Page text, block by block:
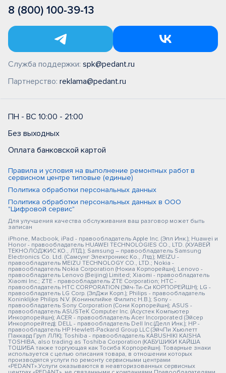
8 (800) 100-39-13
Служба поддержки: spk@pedant.ru
Партнерство: reklama@pedant.ru
ПН - ВС 10:00 - 21:00
Без выходных
Оплата банковской картой
Правила и условия на выполнение ремонтных работ в
сервисном центре типовые (единые)
Политика обработки персональных данных
Политика обработки персональных данных в ООО
"Цифровой сервис"
Для улучшения качества обслуживания ваш разговор может быть
записан
iPhone, Macbook, iPad - правообладатель Apple Inc. (Эпл Инк.); Huawei и
Honor - правообладатель HUAWEI TECHNOLOGIES CO., LTD. (ХУАВЕЙ
ТЕКНОЛОДЖИС КО., ЛТД.); Samsung – правообладатель Samsung
Electronics Co. Ltd. (Самсунг Электроникс Ко., Лтд.); MEIZU -
правообладатель MEIZU TECHNOLOGY CO., LTD.; Nokia -
правообладатель Nokia Corporation (Нокиа Корпорейшн); Lenovo -
правообладатель Lenovo (Beijing) Limited; Xiaomi - правообладатель
Xiaomi Inc.; ZTE - правообладатель ZTE Corporation; HTC -
правообладатель HTC CORPORATION (Эйч-Ти-Си КОРПОРЕЙШН); LG -
правообладатель LG Corp. (ЭлДжи Корп.); Philips - правообладатель
Koninklijke Philips N.V. (Конинклийке Филипс Н.В.); Sony -
правообладатель Sony Corporation (Сони Корпорейшн); ASUS -
правообладатель ASUSTeK Computer Inc. (Асустек Компьютер
Инкорпорейшн); ACER - правообладатель Acer Incorporated (Эйсер
Инкорпорейтед); DELL - правообладатель Dell Inc.(Делл Инк.); HP -
правообладатель HP Hewlett-Packard Group LLC (ЭйчПи Хьюлетт
Паккард Груп ЛЛК); Toshiba - правообладатель KABUSHIKI KAISHA
TOSHIBA, also trading as Toshiba Corporation (КАБУШИКИ КАЙША
ТОШИБА также торгующая как Тосиба Корпорейшн). Товарные знаки
используется с целью описания товара, в отношении которых
производятся услуги по ремонту сервисными центрами
«PEDANT».Услуги оказываются в неавторизованных сервисных